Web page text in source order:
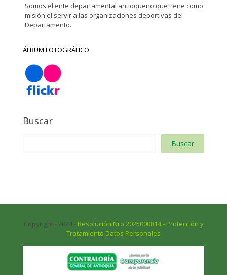
Somos el ente departamental antioqueño que tiene como
misión el servir a las organizaciones deportivas del
Departamento.
ÁLBUM FOTOGRÁFICO
Buscar
Buscar
Copyright - 2024 - Resolución Nro 2025000814 - Protección y
Tratamiento Datos Personales